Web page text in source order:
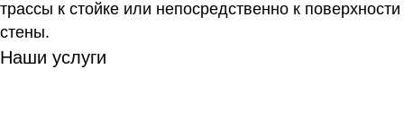
трассы к стойке или непосредственно к поверхности
стены.
Наши услуги